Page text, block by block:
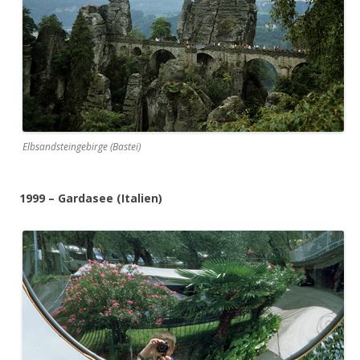
Elbsandsteingebirge (Bastei)
1999 – Gardasee (Italien)